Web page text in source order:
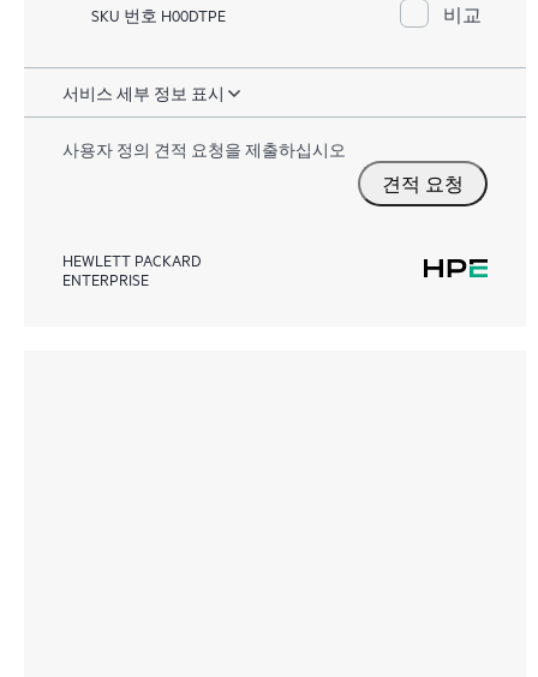
SKU 번호 H00DTPE 비교
서비스 세부 정보 표시
사용자 정의 견적 요청을 제출하십시오
견적 요청
HEWLETT PACKARD
ENTERPRISE